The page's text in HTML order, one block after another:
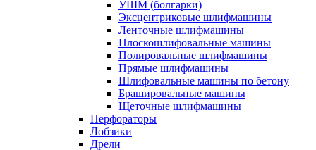
УШМ (болгарки)
Эксцентриковые шлифмашины
Ленточные шлифмашины
Плоскошлифовальные машины
Полировальные шлифмашины
Прямые шлифмашины
Шлифовальные машины по бетону
Брашировальные машины
Щеточные шлифмашины
Перфораторы
Лобзики
Дрели